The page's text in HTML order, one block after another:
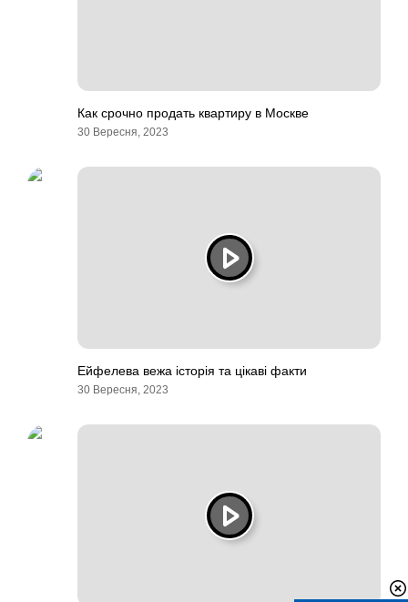
Как срочно продать квартиру в Москве
30 Вересня, 2023
Ейфелева вежа історія та цікаві факти
30 Вересня, 2023